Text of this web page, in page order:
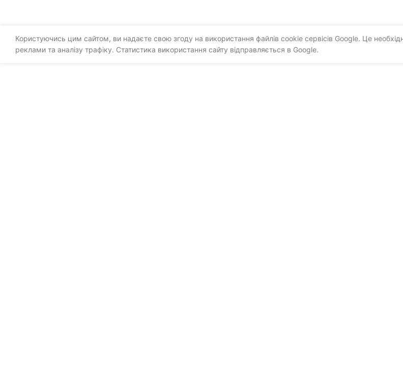
Користуючись цим сайтом, ви надаєте свою згоду на використання файлів cookie сервісів Google. Це
реклами та аналізу трафіку. Статистика використання сайту відправляється в Google.